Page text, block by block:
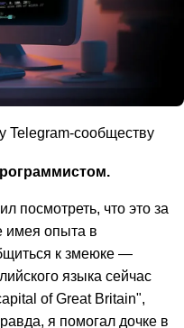
Telegram-сообществу
посмотреть, что это за
имея опыта в
к змеюке —
языка сейчас
of Great Britain",
я помогал дочке в